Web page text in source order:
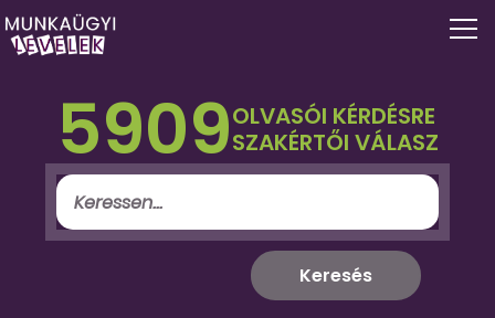
5909OLVASÓI KÉRDÉSRE
SZAKÉRTŐI VÁLASZ